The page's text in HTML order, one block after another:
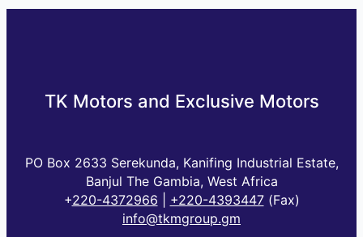
TK Motors and Exclusive Motors
PO Box 2633 Serekunda, Kanifing Industrial Estate,
Banjul The Gambia, West Africa
+220-4372966 +220-4393447(Fax)
info@tkmgroup.gm